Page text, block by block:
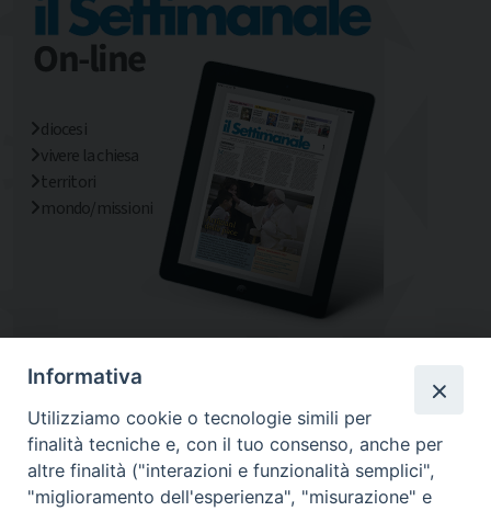
diocesi
vivere la chiesa
territori
mondo/missioni
Informativa
Utilizziamo cookie o tecnologie simili per
finalità tecniche e, con il tuo consenso, anche per
altre finalità ("interazioni e funzionalità semplici",
"miglioramento dell'esperienza", "misurazione" e